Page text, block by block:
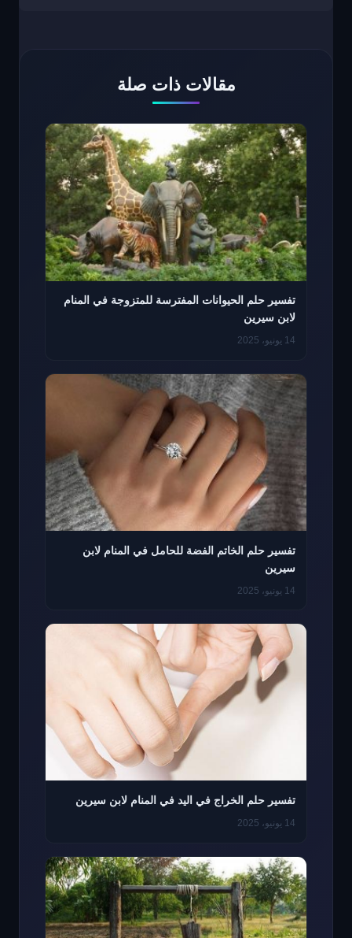
مقالات ذات صلة
تفسير حلم الحيوانات المفترسة للمتزوجة في المنام
لابن سيرين
14 يونيو، 2025
تفسير حلم الخاتم الفضة للحامل في المنام لابن
سيرين
14 يونيو، 2025
تفسير حلم الخراج في اليد في المنام لابن سيرين
14 يونيو، 2025